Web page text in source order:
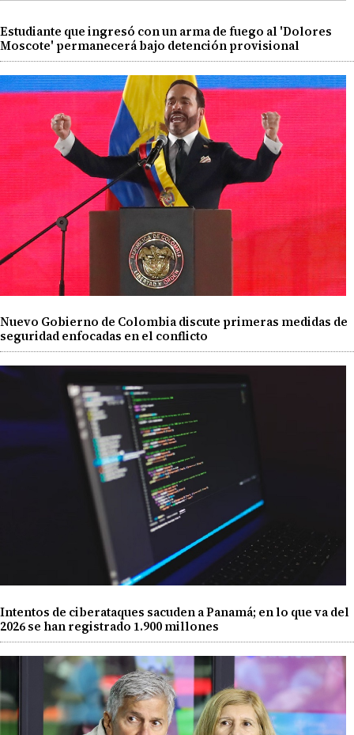
Estudiante que ingresó con un arma de fuego al 'Dolores
Moscote' permanecerá bajo detención provisional
Nuevo Gobierno de Colombia discute primeras medidas de
seguridad enfocadas en el conflicto
Intentos de ciberataques sacuden a Panamá; en lo que va del
2026 se han registrado 1.900 millones